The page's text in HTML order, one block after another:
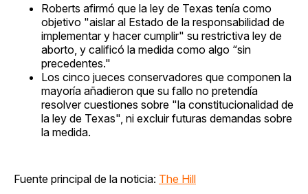
Roberts afirmó que la ley de Texas tenía como
objetivo "aislar al Estado de la responsabilidad de
implementar y hacer cumplir" su restrictiva ley de
aborto, y calificó la medida como algo “sin
precedentes."
Los cinco jueces conservadores que componen la
mayoría añadieron que su fallo no pretendía
resolver cuestiones sobre "la constitucionalidad de
la ley de Texas", ni excluir futuras demandas sobre
la medida.
Fuente principal de la noticia: The Hill